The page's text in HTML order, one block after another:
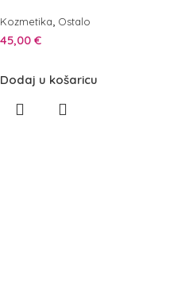
Kozmetika, Ostalo
45,00 €
Dodaj u košaricu